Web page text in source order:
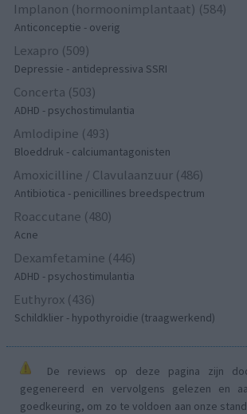
Implanon (hormoonimplantaat) (584)
Anticonceptie - overig
Lexapro (509)
Depressie - antidepressiva SSRI
Concerta (503)
ADHD - psychostimulantia
Amlodipine (493)
Bloeddruk - calciumantagonisten
Amoxicilline / Clavulaanzuur (486)
Antibiotica - penicillines breedspectrum
Roaccutane (480)
Acne
Dexamfetamine (446)
ADHD - psychostimulantia
Euthyrox (436)
Schildklier - hypothyroidie (traagwerkend)
De reviews op deze pagina zijn
gegenereerd en vervolgens gelezen en
goedkeuring, om zo te voldoen aan onze